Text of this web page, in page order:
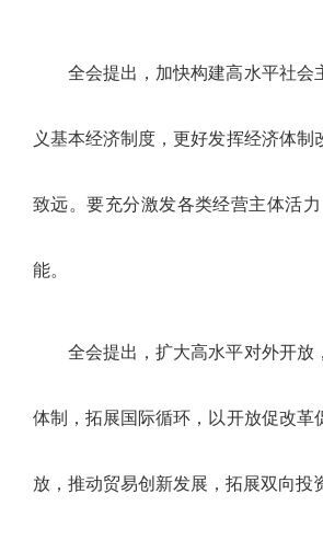
全会提出，加快构建高水平社会
义基本经济制度，更好发挥经济体
致远。要充分激发各类经营主体活
能。
全会提出，扩大高水平对外开放
体制，拓展国际循环，以开放促改
放，推动贸易创新发展，拓展双向投